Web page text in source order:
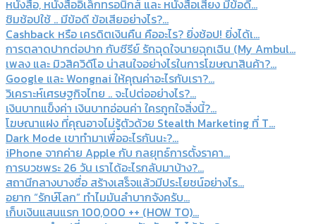
หนังสือ, หนังสืออิเล็กทรอนิกส์ และ หนังสือเสียง มีข้อดี...
ชิมช้อปใช้ .. มีข้อดี ข้อเสียอย่างไร?...
Cashback หรือ เครดิตเงินคืน คืออะไร? ยิ่งช้อป! ยิ่งได้เ...
การตลาดปากต่อปาก กับซีรีย์ รักฉุดใจนายฉุกเฉิน (My Ambul...
เพลง และ มิวสิควิดีโอ น่าสนใจอย่างไรในการโฆษณาสินค้า?...
Google และ Wongnai ให้คุณค่าอะไรกับเรา?...
วิเคราะห์เศรษฐกิจไทย .. จะไปต่ออย่างไร?...
เงินบาทแข็งค่า เงินบาทอ่อนค่า ใครถูกใจสิ่งนี้?...
โฆษณาแฝง ที่คุณอาจไม่รู้ตัวด้วย Stealth Marketing ที่ T...
Dark Mode เขาทำมาเพื่ออะไรกันนะ?...
iPhone จากค่าย Apple กับ กลยุทธ์การตั้งราคา...
การบวชพระ 26 วัน เราได้อะไรกลับมาบ้าง?...
สถานีกลางบางซื่อ สร้างเสร็จแล้วมีประโยชน์อย่างไร...
อยาก “รักษ์โลก” ทำไมมันลำบากจังครับ...
เก็บเงินแสนแรก 100,000 ++ (HOW TO)...